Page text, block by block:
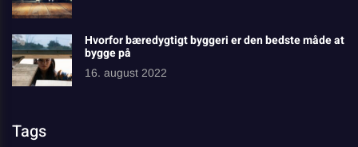
Hvorfor bæredygtigt byggeri er den bedste måde at
bygge på
16. august 2022
Tags